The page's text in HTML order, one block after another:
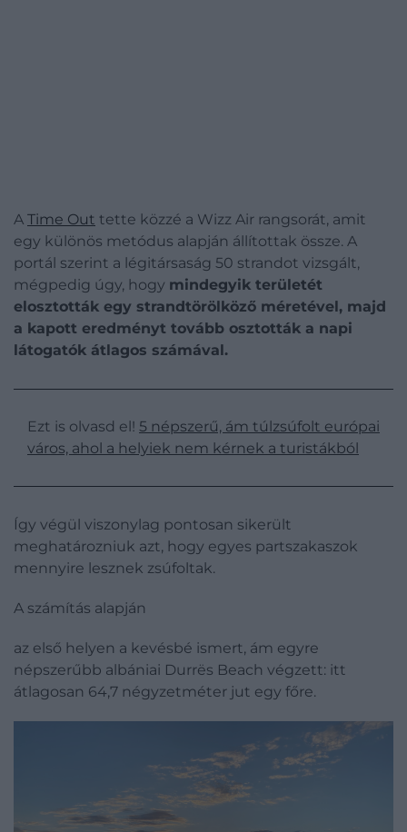
A Time Out tette közzé a Wizz Air rangsorát, amit
egy különös metódus alapján állítottak össze. A
portál szerint a légitársaság 50 strandot vizsgált,
mégpedig úgy, hogy mindegyik területét
elosztották egy strandtörölköző méretével, majd
a kapott eredményt tovább osztották a napi
látogatók átlagos számával.
Ezt is olvasd el! 5 népszerű, ám túlzsúfolt európai
város, ahol a helyiek nem kérnek a turistákból
Így végül viszonylag pontosan sikerült
meghatározniuk azt, hogy egyes partszakaszok
mennyire lesznek zsúfoltak.
A számítás alapján
az első helyen a kevésbé ismert, ám egyre
népszerűbb albániai Durrës Beach végzett: itt
átlagosan 64,7 négyzetméter jut egy főre.